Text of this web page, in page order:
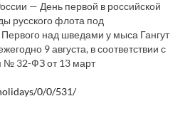
— День первой в российской
русского флота под
над шведами у мыса Гангут
9 августа, в соответствии с
№ 32-ФЗ от 13 март
0/0/531/